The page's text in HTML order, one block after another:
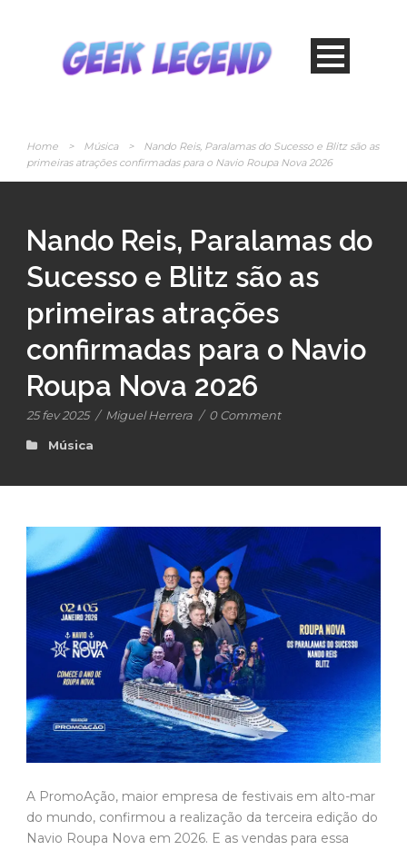
Home > Música >
Nando Reis, Paralamas do Sucesso e Blitz são as
primeiras atrações confirmadas para o Navio Roupa Nova 2026
Nando Reis, Paralamas do
Sucesso e Blitz são as
primeiras atrações
confirmadas para o Navio
Roupa Nova 2026
25 fev 2025 / Miguel Herrera / 0 Comment
Música
A PromoAção, maior empresa de festivais em alto-mar
do mundo, confirmou a realização da terceira edição do
Navio Roupa Nova em 2026. E as vendas para essa